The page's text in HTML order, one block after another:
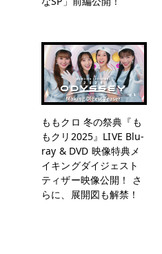
ももクロ 冬の祭典『も
もクリ2025』LIVE Blu-
ray & DVD 映像特典メ
イキングダイジェスト
ティザー映像公開！ さ
らに、展開図も解禁！